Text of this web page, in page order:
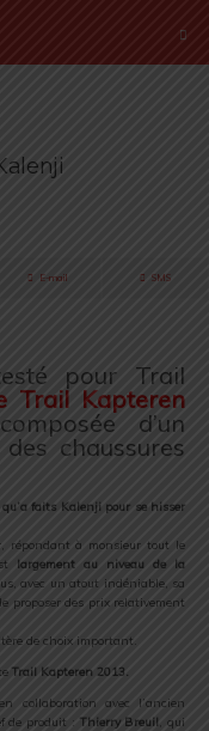
E-mail SMS
pour Trail
Trail Kapteren
d’un
chaussures
qu’a faits Kalenji pour se hisser
répondant à monsieur tout le
largement au niveau de la
avec un atout indéniable, sa
proposer des prix relativement
de choix important.
Trail Kapteren 2013.
collaboration avec l’ancien
de produit : Thierry Breuil, qui